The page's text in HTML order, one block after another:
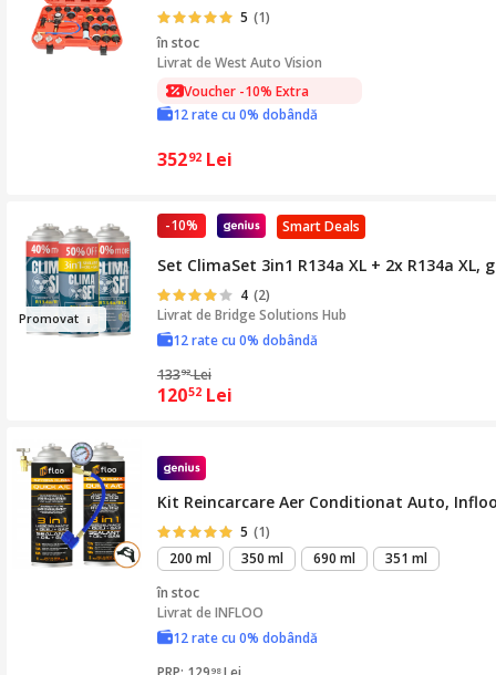
5 (1)
în stoc
Livrat deWest Auto Vision
Voucher -10% Extra
12 rate cu 0% dobândă
35292 Lei
Promovat
Smart Deals
-10%
Set ClimaSet 3in1 R134a XL + 2x R134a XL,
4 (2)
Livrat deBridge Solutions Hub
12 rate cu 0% dobândă
13392 Lei
12052 Lei
Kit Reincarcare Aer Conditionat Auto,
5 (1)
200 ml
350 ml 690 ml
351 ml
în stoc
Livrat deINFLOO
12 rate cu 0% dobândă
98